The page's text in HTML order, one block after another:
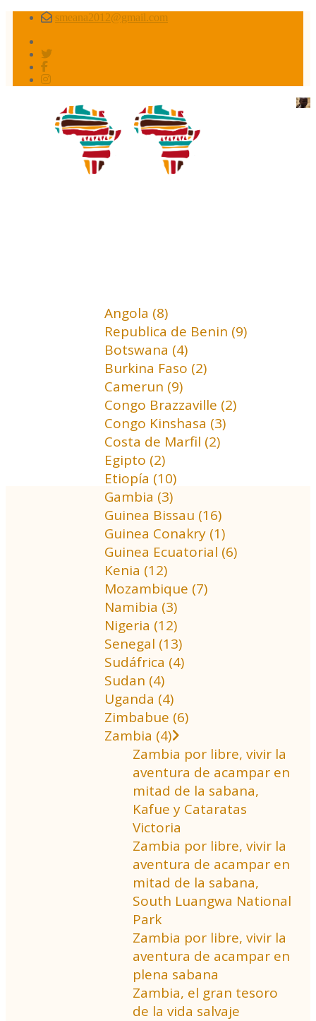
smeana2012@gmail.com
Angola (8)
Republica de Benin (9)
Botswana (4)
Burkina Faso (2)
Camerun (9)
Congo Brazzaville (2)
Congo Kinshasa (3)
Costa de Marfil (2)
Egipto (2)
Etiopía (10)
Gambia (3)
Guinea Bissau (16)
Guinea Conakry (1)
Guinea Ecuatorial (6)
Kenia (12)
Mozambique (7)
Namibia (3)
Nigeria (12)
Senegal (13)
Sudáfrica (4)
Sudan (4)
Uganda (4)
Zimbabue (6)
Zambia (4)
Zambia por libre, vivir la
aventura de acampar en
mitad de la sabana,
Kafue y Cataratas
Victoria
Zambia por libre, vivir la
aventura de acampar en
mitad de la sabana,
South Luangwa National
Park
Zambia por libre, vivir la
aventura de acampar en
plena sabana
Zambia, el gran tesoro
de la vida salvaje